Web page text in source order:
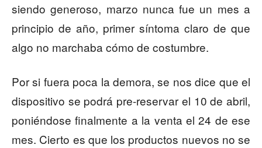
siendo generoso, marzo nunca fue un mes a
principio de año, primer síntoma claro de que
algo no marchaba cómo de costumbre.
Por si fuera poca la demora, se nos dice que el
dispositivo se podrá pre-reservar el 10 de abril,
poniéndose finalmente a la venta el 24 de ese
mes. Cierto es que los productos nuevos no se